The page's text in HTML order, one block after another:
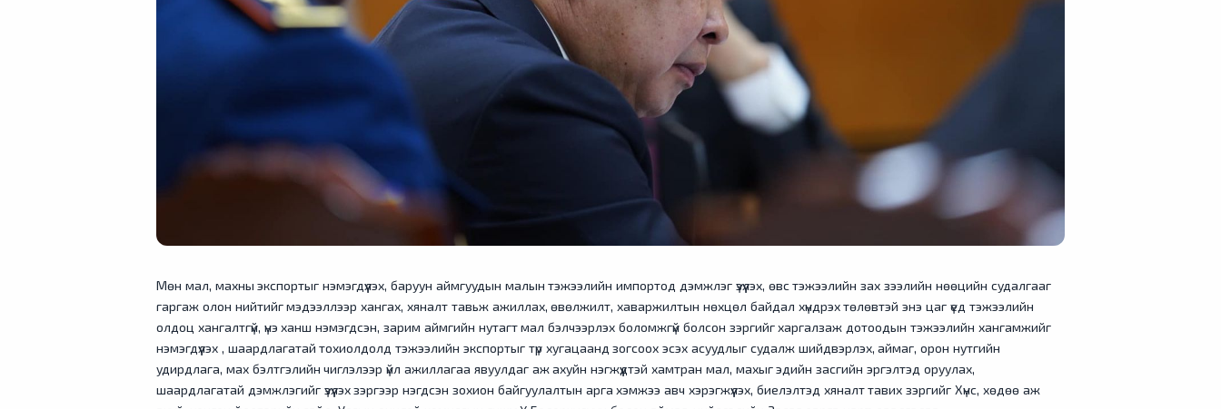
Мөн мал, махны экспортыг нэмэгдүүлэх, баруун аймгуудын малын тэжээлийн импортод дэмжлэг үзүүлэх, өвс тэжээлийн зах зээлийн нөөцийн судалгааг
гаргаж олон нийтийг мэдээллээр хангах, хяналт тавьж ажиллах, өвөлжилт, хаваржилтын нөхцөл байдал хүндрэх төлөвтэй энэ цаг үед тэжээлийн
олдоц хангалтгүй, үнэ ханш нэмэгдсэн, зарим аймгийн нутагт мал бэлчээрлэх боломжгүй болсон зэргийг харгалзаж дотоодын тэжээлийн хангамжийг
нэмэгдүүлэх , шаардлагатай тохиолдолд тэжээлийн экспортыг түр хугацаанд зогсоох эсэх асуудлыг судалж шийдвэрлэх, аймаг, орон нутгийн
удирдлага, мах бэлтгэлийн чиглэлээр үйл ажиллагаа явуулдаг аж ахуйн нэгжүүдтэй хамтран мал, махыг эдийн засгийн эргэлтэд оруулах,
шаардлагатай дэмжлэгийг үзүүлэх зэргээр нэгдсэн зохион байгуулалтын арга хэмжээ авч хэрэгжүүлэх, биелэлтэд хяналт тавих зэргийг Хүнс, хөдөө аж